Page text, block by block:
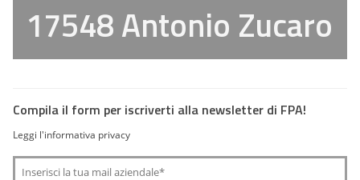
17548 Antonio Zucaro
Compila il form per iscriverti alla newsletter di FPA!
Leggi l'informativa privacy